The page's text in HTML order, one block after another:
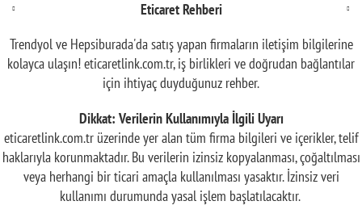
Eticaret Rehberi
Trendyol ve Hepsiburada'da satış yapan firmaların iletişim bilgilerine
kolayca ulaşın! eticaretlink.com.tr, iş birlikleri ve doğrudan bağlantılar
için ihtiyaç duyduğunuz rehber.
Dikkat: Verilerin Kullanımıyla İlgili Uyarı
eticaretlink.com.tr üzerinde yer alan tüm firma bilgileri ve içerikler, telif
haklarıyla korunmaktadır. Bu verilerin izinsiz kopyalanması, çoğaltılması
veya herhangi bir ticari amaçla kullanılması yasaktır. İzinsiz veri
kullanımı durumunda yasal işlem başlatılacaktır.